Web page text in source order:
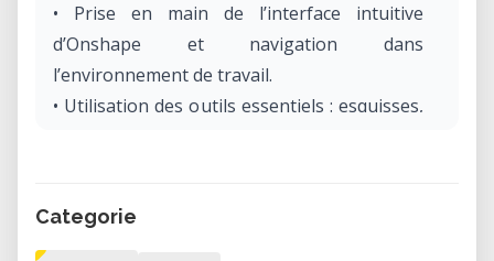
• Prise en main de l’interface intuitive
d’Onshape et navigation dans
l’environnement de travail.
• Utilisation des outils essentiels : esquisses,
projets et modéliser des pièces en 3D
Categorie